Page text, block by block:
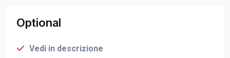
Optional
Vedi in descrizione